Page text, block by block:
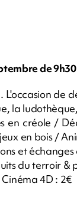
de 9h30
L'occasion de
la
en créole /
en bois /
et échanges
du terroir &
4D : 2€